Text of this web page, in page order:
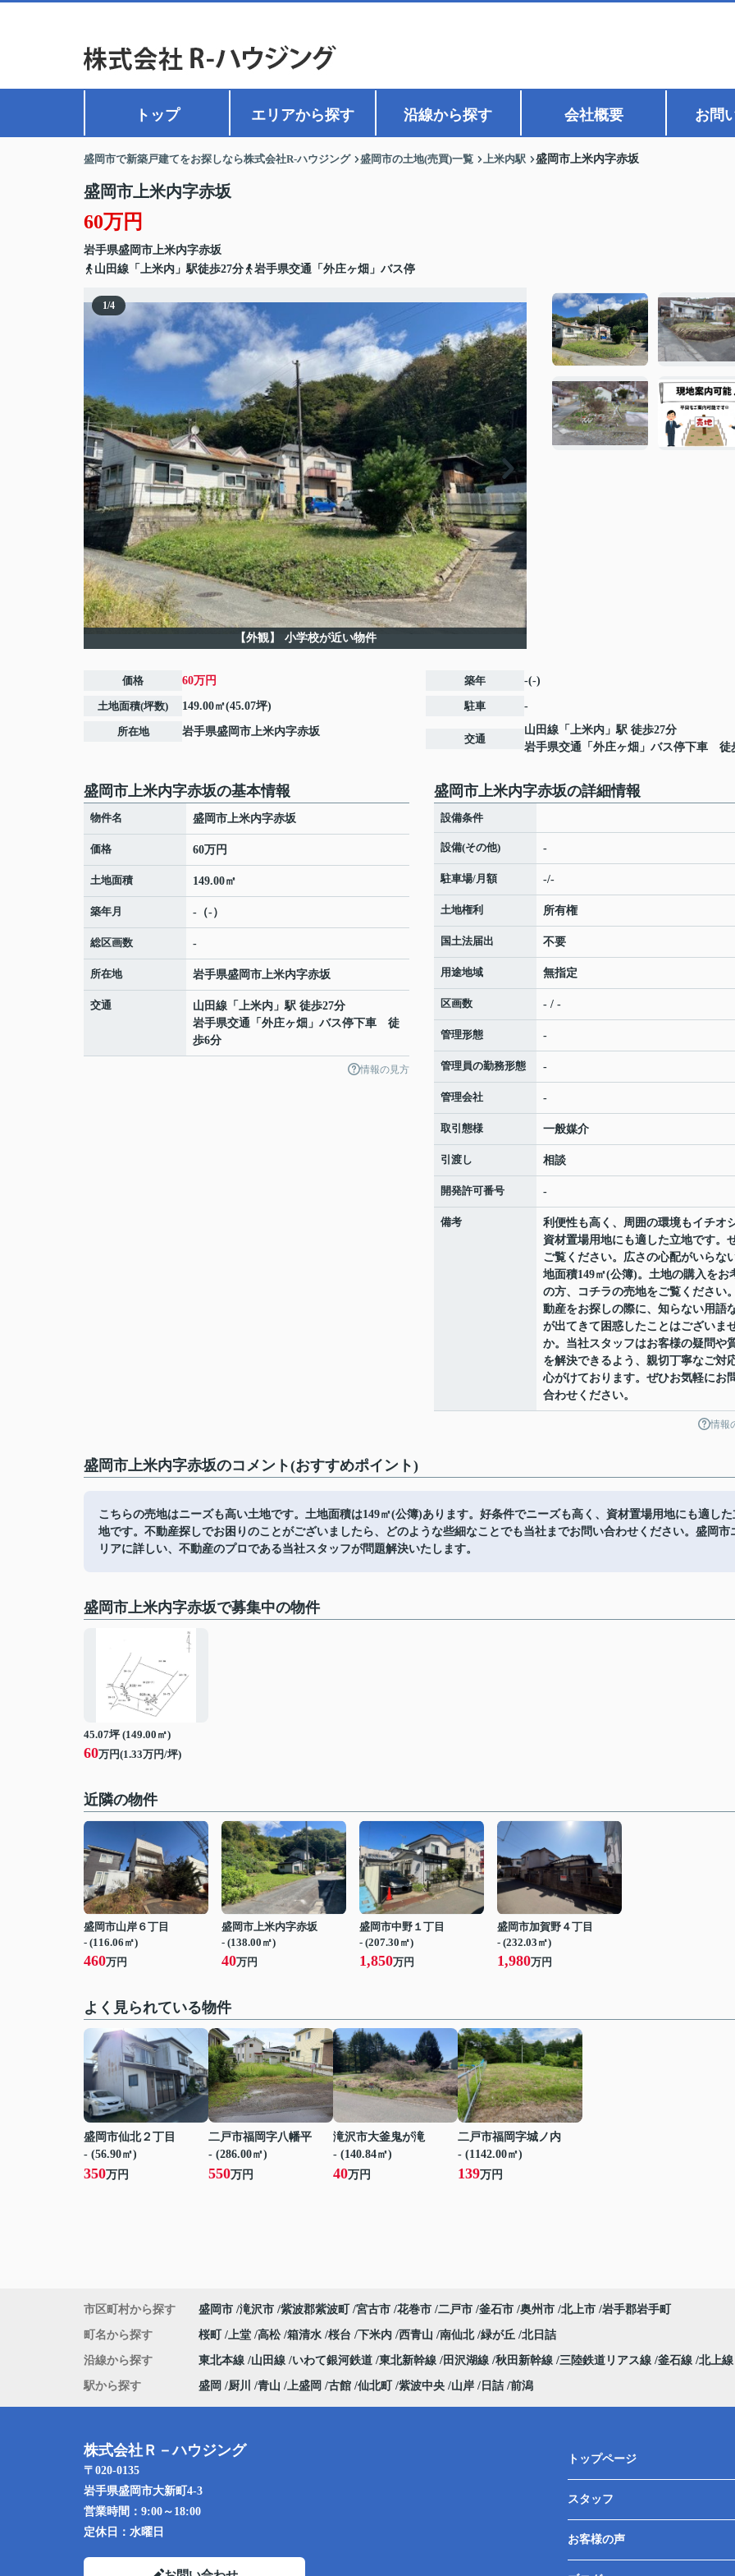
トップ エリアから探す 沿線から探す 会社概要 お問
盛岡市で新築戸建てをお探しなら株式会社R-ハウジング 盛岡市の土地(売買)一覧 上米内駅 盛岡市上米内字赤坂
盛岡市上米内字赤坂
60万円
岩手県盛岡市上米内字赤坂
山田線「上米内」駅徒歩27分
岩手県交通「外庄ヶ畑」バス停
1/4
【外観】 小学校が近い物件
価格 60万円
土地面積(坪数) 149.00㎡(45.07坪)
所在地 岩手県盛岡市上米内字赤坂
築年 -(-)
駐車 -
交通
山田線 「 上米内 」駅 徒歩27分
岩手県交通「外庄ヶ畑」バス停下車 徒
盛岡市上米内字赤坂の基本情報
物件名 盛岡市上米内字赤坂
価格 60万円
土地面積 149.00㎡
築年月 -（-）
総区画数 -
所在地 岩手県盛岡市上米内字赤坂
交通 山田線 「 上米内 」駅 徒歩27分
岩手県交通「外庄ヶ畑」バス停下車 徒
歩6分
情報の見方
盛岡市上米内字赤坂の詳細情報
設備条件
設備(その他) -
駐車場/月額 -/-
土地権利 所有権
国土法届出 不要
用途地域 無指定
区画数 - / -
管理形態 -
管理員の勤務形態 -
管理会社 -
取引態様 一般媒介
引渡し 相談
開発許可番号 -
備考
利便性も高く、周囲の環境もイチオ
資材置場用地にも適した立地です。
ご覧ください。広さの心配がいらな
地面積149㎡(公簿)。土地の購入をお
の方、コチラの売地をご覧ください
動産をお探しの際に、知らない用語
が出てきて困惑したことはございま
か。当社スタッフはお客様の疑問や
を解決できるよう、親切丁寧なご対
心がけております。ぜひお気軽にお
合わせください。
情報
盛岡市上米内字赤坂のコメント(おすすめポイント)
こちらの売地はニーズも高い土地です。土地面積は149㎡(公簿)あります。好条件でニーズも高く、資材置場用地にも適した
地です。不動産探しでお困りのことがございましたら、どのような些細なことでも当社までお問い合わせください。盛岡市
リアに詳しい、不動産のプロである当社スタッフが問題解決いたします。
盛岡市上米内字赤坂で募集中の物件
45.07坪 (149.00㎡)
60万円(1.33万円/坪)
近隣の物件
盛岡市山岸６丁目
- (116.06㎡)
460万円
盛岡市上米内字赤坂
- (138.00㎡)
40万円
盛岡市中野１丁目
- (207.30㎡)
1,850万円
盛岡市加賀野４丁目
- (232.03㎡)
1,980万円
よく見られている物件
盛岡市仙北２丁目
- (56.90㎡)
350万円
二戸市福岡字八幡平
- (286.00㎡)
550万円
滝沢市大釜鬼が滝
- (140.84㎡)
40万円
二戸市福岡字城ノ内
- (1142.00㎡)
139万円
市区町村から探す 盛岡市 滝沢市 紫波郡紫波町 宮古市 花巻市 二戸市 釜石市 奥州市 北上市 岩手郡岩手町
町名から探す 桜町 上堂 高松 箱清水 桜台 下米内 西青山 南仙北 緑が丘 北日詰
沿線から探す 東北本線 山田線 いわて銀河鉄道 東北新幹線 田沢湖線 秋田新幹線 三陸鉄道リアス線 釜石線 北上
駅から探す 盛岡 厨川 青山 上盛岡 古館 仙北町 紫波中央 山岸 日詰 前潟
株式会社Ｒ－ハウジング
〒020-0135
岩手県盛岡市大新町4-3
営業時間： 9:00～18:00
定休日： 水曜日
トップページ
スタッフ
お客様の声